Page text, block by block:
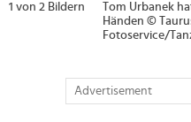
1 von 2 Bildern
Tom Urbanek
Händen ©
Fotoservice/
Advertisement